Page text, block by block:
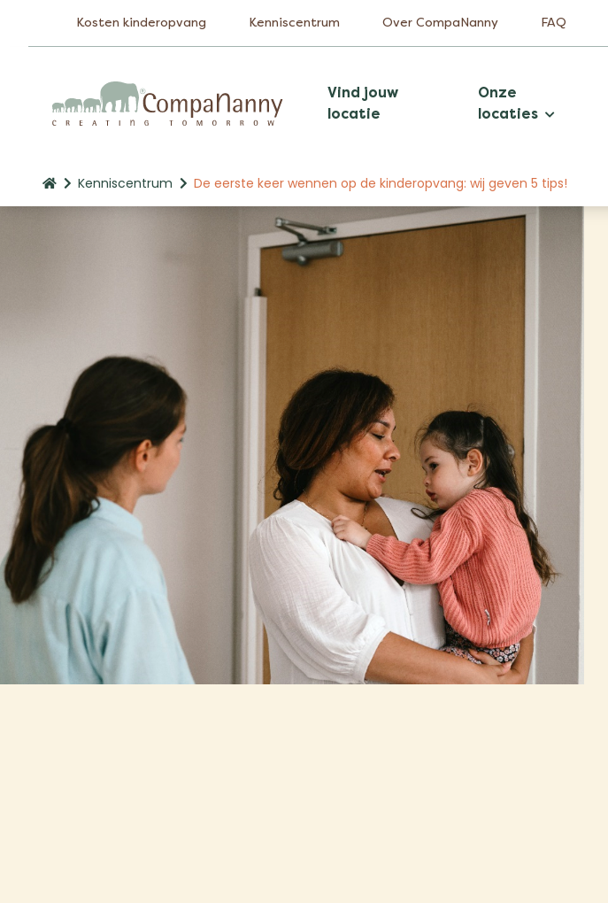
Kosten kinderopvang Kenniscentrum Over CompaNanny FAQ
Vind jouw
locatie
Onze
locaties
Kenniscentrum De eerste keer wennen op de kinderopvang: wij geven 5 tips!